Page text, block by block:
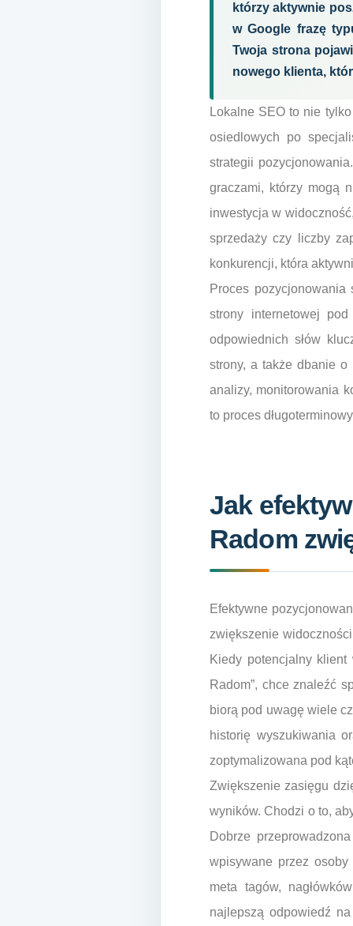
którzy aktywnie
w Google frazę
Twoja strona
nowego klienta,
Lokalne SEO to nie
osiedlowych po
strategii
graczami, którzy mogą
inwestycja w
sprzedaży czy liczby
konkurencji, która
Proces
strony internetowej
odpowiednich słów
strony, a także dbanie o
analizy, monitorowania
to proces
Jak
Radom
Efektywne
zwiększenie
Kiedy potencjalny klient
Radom”, chce znaleźć
biorą pod uwagę wiele
historię wyszukiwania
zoptymalizowana pod
Zwiększenie zasięgu
wyników. Chodzi o to,
Dobrze
wpisywane przez
meta tagów,
najlepszą odpowiedź